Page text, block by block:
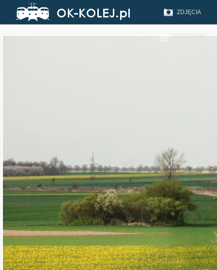
ZDJĘCIA
REGULAMIN